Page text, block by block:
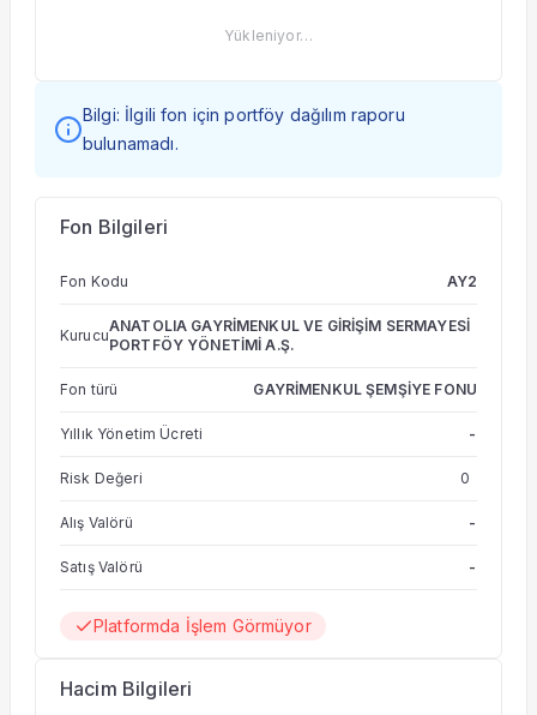
Yükleniyor…
Bilgi: İlgili fon için portföy dağılım raporu
bulunamadı.
Fon Bilgileri
Fon Kodu AY2
Kurucu
ANATOLIA GAYRİMENKUL VE GİRİŞİM SERMAYESİ
PORTFÖY YÖNETİMİ A.Ş.
Fon türü GAYRİMENKUL ŞEMŞİYE FONU
Yıllık Yönetim Ücreti -
Risk Değeri 0
Alış Valörü -
Satış Valörü -
Platformda İşlem Görmüyor
Hacim Bilgileri